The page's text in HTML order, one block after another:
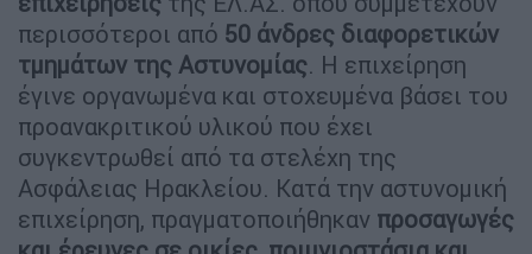
περισσότεροι από 50 άνδρες διαφορετικών
τμημάτων της Αστυνομίας. Η επιχείρηση
έγινε οργανωμένα και στοχευμένα βάσει του
προανακριτικού υλικού που έχει
συγκεντρωθεί από τα στελέχη της
Ασφάλειας Ηρακλείου. Κατά την αστυνομική
επιχείρηση, πραγματοποιήθηκαν προσαγωγές